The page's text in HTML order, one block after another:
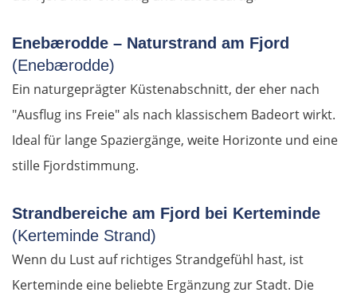
Enebærodde – Naturstrand am Fjord
(Enebærodde)
Ein naturgeprägter Küstenabschnitt, der eher nach
"Ausflug ins Freie" als nach klassischem Badeort wirkt.
Ideal für lange Spaziergänge, weite Horizonte und eine
stille Fjordstimmung.
Strandbereiche am Fjord bei Kerteminde
(Kerteminde Strand)
Wenn du Lust auf richtiges Strandgefühl hast, ist
Kerteminde eine beliebte Ergänzung zur Stadt. Die
Korinth
Patras
Arta
Ioannina
Argos Orestiko